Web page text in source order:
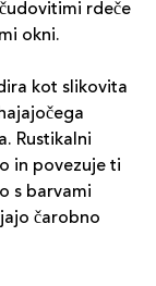
rdeče
okni.
kot slikovita
Rustikalni
in povezuje ti
s barvami
čarobno